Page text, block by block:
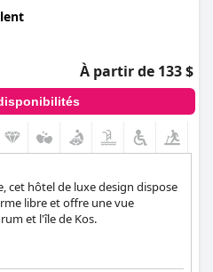
À partir de 133 $
cet hôtel de luxe design dispose
libre et offre une vue
et l'île de Kos.